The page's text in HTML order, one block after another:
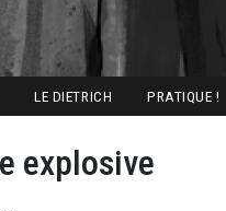
LE DIETRICH PRATIQUE !
explosive